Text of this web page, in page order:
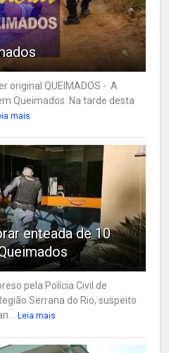
original QUEIMADOS - A
Queimados. Na tarde desta
mais
enteada de 10
pela Polícia Civil de
Serrana do Rio, suspeito
Leia mais